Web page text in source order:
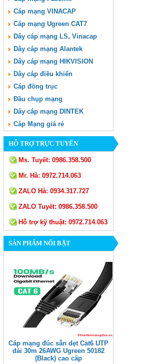
Cáp mạng VINACAP
Cáp mạng Ugreen CAT7
Dây cáp mạng LS, Vinacap
Dây cáp mạng Alantek
Dây cáp mạng HIKVISION
Dây cáp điều khiển
Cáp đồng trục
Đầu chụp mạng
Dây cáp mạng DINTEK
Cáp Mạng giá rẻ
HỖ TRỢ TRỰC TUYẾN
Ms. Tuyết: 0986.358.500
Mr. Hà: 0972.714.063
ZALO Hà: 0934.317.727
ZALO Tuyết: 0986.358.500
Hỗ trợ kỹ thuật: 0972.714.063
SẢN PHẨM NỔI BẬT
Cáp mạng đúc sẵn dẹt Cat6 UTP
dài 30m 26AWG Ugreen 50182
(Black) cao cấp